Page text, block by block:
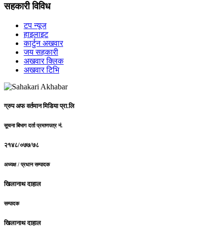
सहकारी विविध
टप न्यूज
हाइलाइट
कार्टुन अखवार
जय सहकारी
अखवार क्लिक
अखवार टिभि
ग्रुप अफ वर्तमान मिडिया प्रा.लि
सूचना बिभाग दर्ता प्रमाणपत्र नं.
२१४८/०७७/७८
अध्यक्ष / प्रधान सम्पादक
खिलानाथ दाहाल
सम्पादक
खिलानाथ दाहाल